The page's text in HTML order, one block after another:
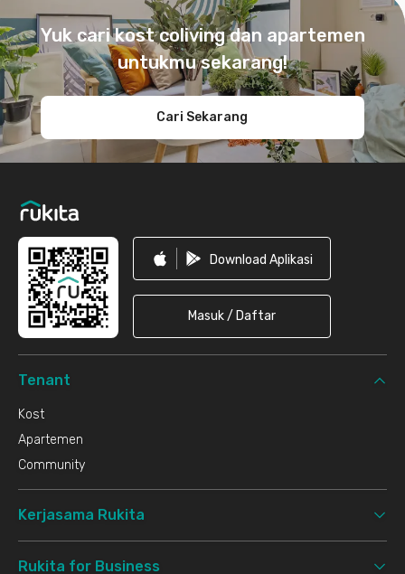
Yuk cari kost coliving dan apartemen
untukmu sekarang!
Cari Sekarang
Download Aplikasi
Masuk / Daftar
Tenant
Kost
Apartemen
Community
Kerjasama Rukita
Rukita for Business